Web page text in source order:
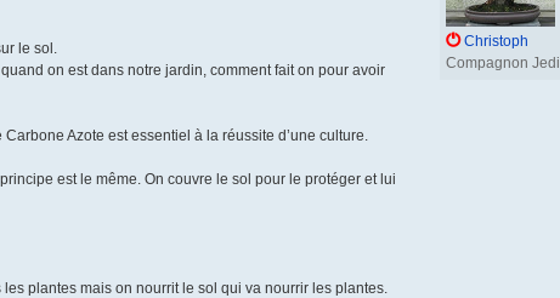
le sol.
on est dans notre jardin, comment fait on pour avoir
Azote est essentiel à la réussite d’une culture.
est le même. On couvre le sol pour le protéger et lui
plantes mais on nourrit le sol qui va nourrir les plantes.
Christoph
Compagnon Jedi